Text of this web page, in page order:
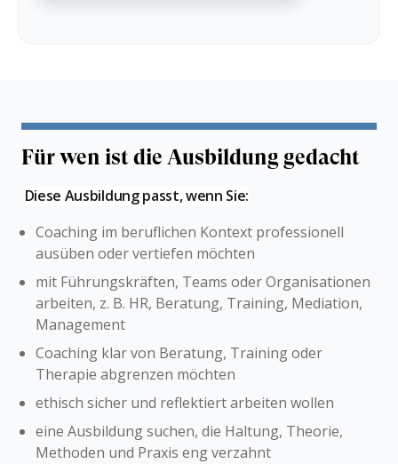
Für wen ist die Ausbildung gedacht
Diese Ausbildung passt, wenn Sie:
Coaching im beruflichen Kontext professionell
ausüben oder vertiefen möchten
mit Führungskräften, Teams oder Organisationen
arbeiten, z. B. HR, Beratung, Training, Mediation,
Management
Coaching klar von Beratung, Training oder
Therapie abgrenzen möchten
ethisch sicher und reflektiert arbeiten wollen
eine Ausbildung suchen, die Haltung, Theorie,
Methoden und Praxis eng verzahnt